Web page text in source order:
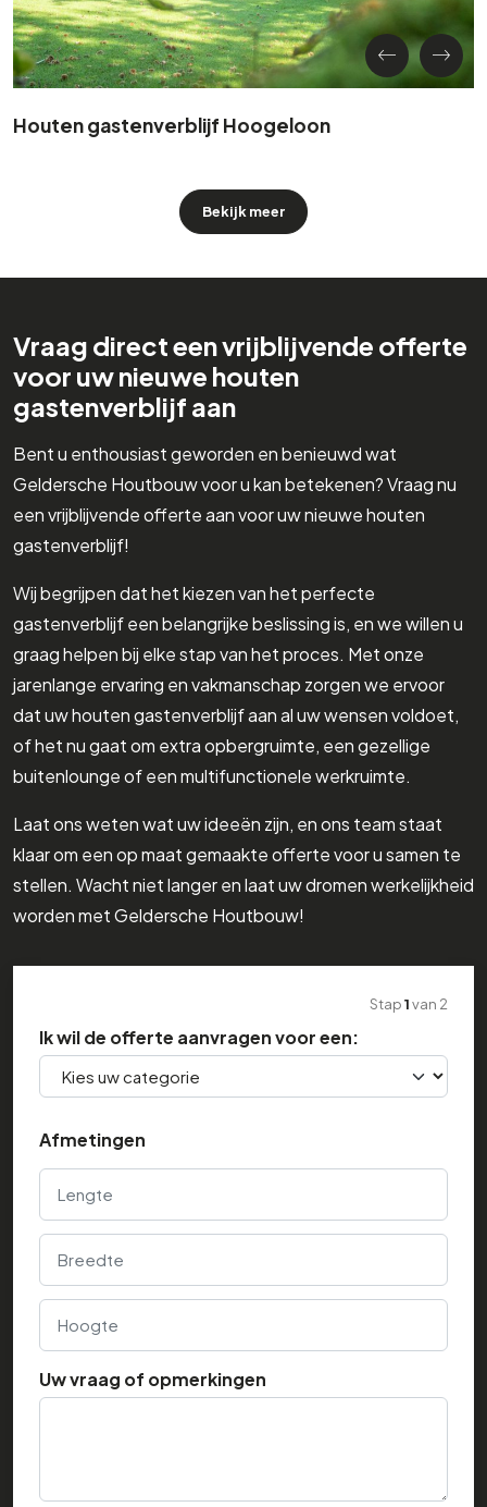
Houten gastenverblijf Hoogeloon
Bekijk meer
Vraag direct een vrijblijvende offerte
voor uw nieuwe houten
gastenverblijf aan
Bent u enthousiast geworden en benieuwd wat
Geldersche Houtbouw voor u kan betekenen? Vraag nu
een vrijblijvende offerte aan voor uw nieuwe houten
gastenverblijf!
Wij begrijpen dat het kiezen van het perfecte
gastenverblijf een belangrijke beslissing is, en we willen u
graag helpen bij elke stap van het proces. Met onze
jarenlange ervaring en vakmanschap zorgen we ervoor
dat uw houten gastenverblijf aan al uw wensen voldoet,
of het nu gaat om extra opbergruimte, een gezellige
buitenlounge of een multifunctionele werkruimte.
Laat ons weten wat uw ideeën zijn, en ons team staat
klaar om een op maat gemaakte offerte voor u samen te
stellen. Wacht niet langer en laat uw dromen werkelijkheid
worden met Geldersche Houtbouw!
Stap1van 2
Ik wil de offerte aanvragen voor een:
Afmetingen
Lengte
Breedte
Hoogte
Uw vraag of opmerkingen